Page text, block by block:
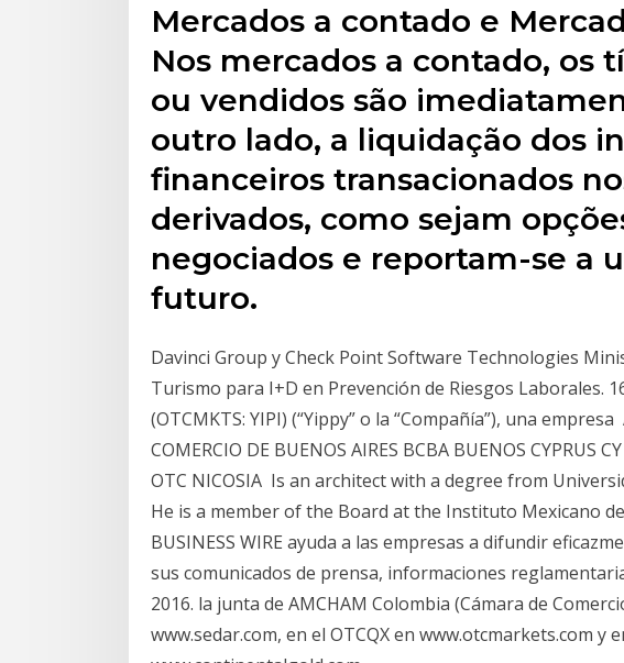
Mercados a contado e
Nos mercados a contado, os
ou vendidos são
outro lado, a liquidação dos
financeiros transacionados
derivados, como sejam
negociados e reportam-se a
futuro.
Davinci Group y Check Point Software Technologies
Turismo para I+D en Prevención de Riesgos Laborales.
(OTCMKTS: YIPI) (“Yippy” o la “Compañía”), una empresa
COMERCIO DE BUENOS AIRES BCBA BUENOS CYPRUS
OTC NICOSIA Is an architect with a degree from
He is a member of the Board at the Instituto Mexicano
BUSINESS WIRE ayuda a las empresas a difundir
sus comunicados de prensa, informaciones
2016. la junta de AMCHAM Colombia (Cámara de
www.sedar.com, en el OTCQX en www.otcmarkets.com y